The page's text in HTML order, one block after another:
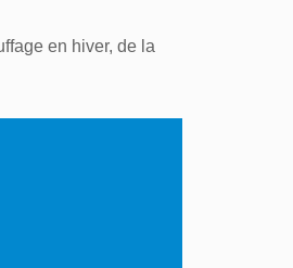
en hiver, de la